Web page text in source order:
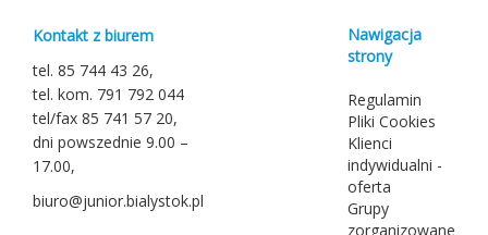
Kontakt z biurem
tel. 85 744 43 26,
tel. kom. 791 792 044
tel/fax 85 741 57 20,
dni powszednie 9.00 –
17.00,
biuro@junior.bialystok.pl
Nawigacja
strony
Regulamin
Pliki Cookies
Klienci
indywidualni -
oferta
Grupy
zorganizowane